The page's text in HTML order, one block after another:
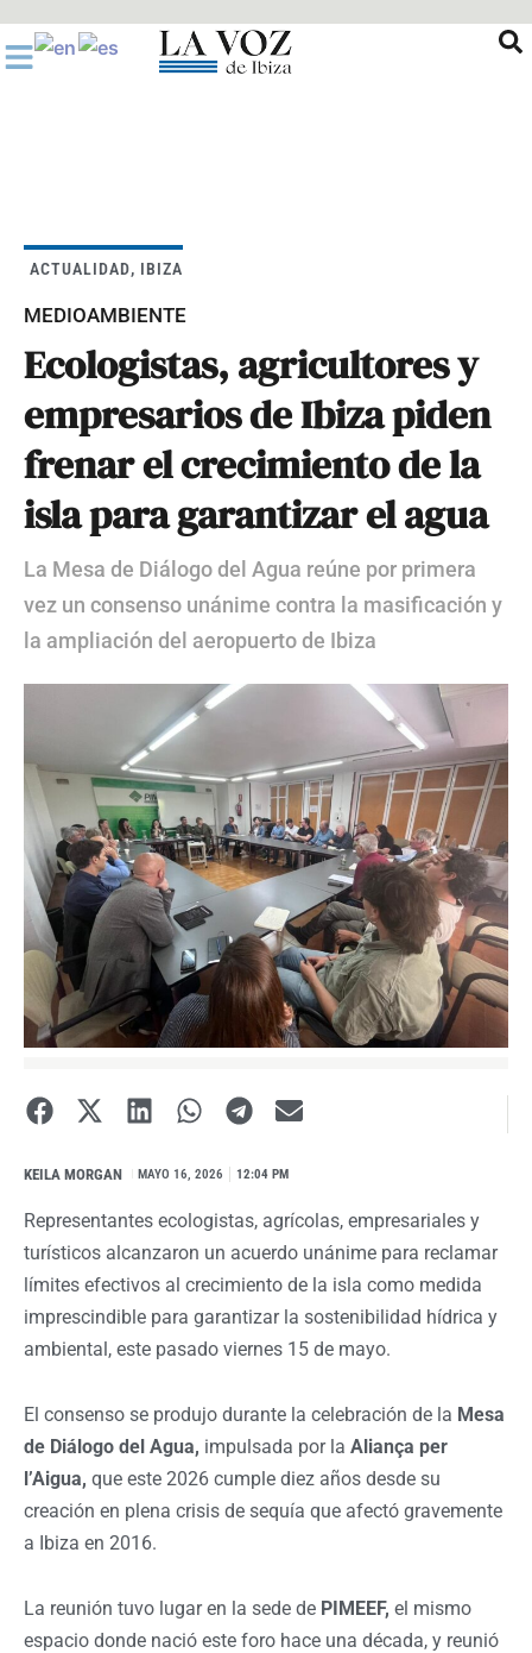
al
contenido
ACTUALIDAD, IBIZA
MEDIOAMBIENTE
Ecologistas, agricultores y
empresarios de Ibiza piden
frenar el crecimiento de la
isla para garantizar el agua
La Mesa de Diálogo del Agua reúne por primera
vez un consenso unánime contra la masificación y
la ampliación del aeropuerto de Ibiza
KEILA MORGAN MAYO 16, 2026 12:04 PM
Representantes ecologistas, agrícolas, empresariales y
turísticos alcanzaron un acuerdo unánime para reclamar
límites efectivos al crecimiento de la isla como medida
imprescindible para garantizar la sostenibilidad hídrica y
ambiental, este pasado viernes 15 de mayo.
El consenso se produjo durante la celebración de la Mesa
de Diálogo del Agua, impulsada por la Aliança per
l’Aigua, que este 2026 cumple diez años desde su
creación en plena crisis de sequía que afectó gravemente
a Ibiza en 2016.
La reunión tuvo lugar en la sede de PIMEEF, el mismo
espacio donde nació este foro hace una década, y reunió